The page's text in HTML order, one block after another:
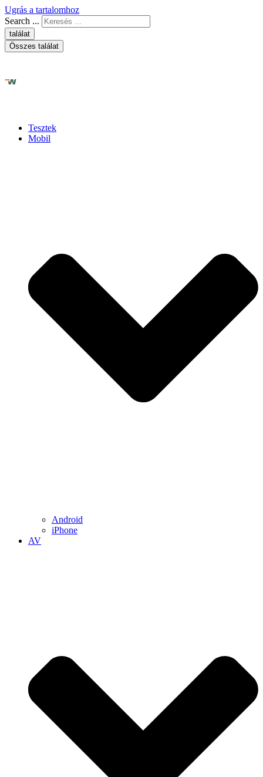
Ugrás a tartalomhoz
Search ...
találat
Összes találat
Tesztek
Mobil
Android
iPhone
AV